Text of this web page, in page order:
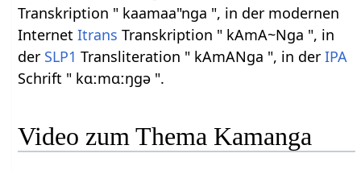
Transkription " kaamaa"nga ", in der modernen
InternetItrans Transkription " kAmA~Nga ", in
der SLP1 Transliteration " kAmANga ", in derIPA
Schrift " kɑːmɑːŋɡə ".
Video zum Thema Kamanga